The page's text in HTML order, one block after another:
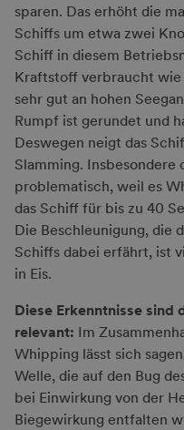
sparen. Das erhöht die
Schiffs um etwa zwei
Schiff in diesem
Kraftstoff verbraucht
sehr gut an hohen
Rumpf ist gerundet und
Deswegen neigt das
Slamming. Insbesondere
problematisch, weil es
das Schiff für bis zu 40
Die Beschleunigung, die
Schiffs dabei erfährt, ist
in Eis.
Diese Erkenntnisse sind
relevant: Im
Whipping lässt sich
Welle, die auf den Bug
bei Einwirkung von der
Biegewirkung entfalten